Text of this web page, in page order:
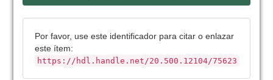
Por favor, use este identificador para citar o enlazar
este ítem:
https://hdl.handle.net/20.500.12104/75623